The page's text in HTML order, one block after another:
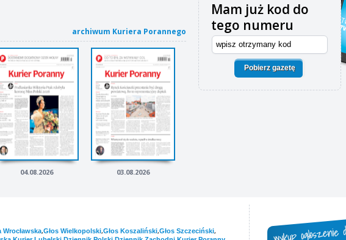
Mam już kod do
tego numeru
Pobierz gazetę
archiwum Kuriera Porannego
04.08.2026 03.08.2026
Wrocławska,Głos Wielkopolski,Głos Koszaliński,Głos Szczeciński,